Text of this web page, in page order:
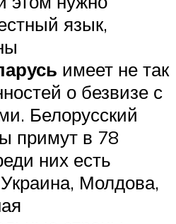
язык,
имеет не так
о безвизе с
Белорусский
примут в 78
них есть
Молдова,